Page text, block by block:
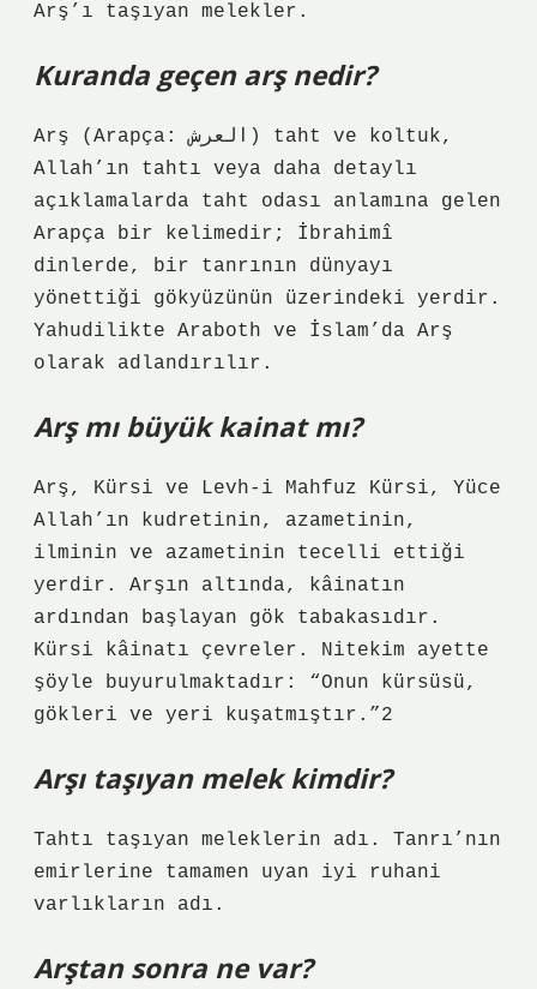
Arş’ı taşıyan melekler.
Kuranda geçen arş nedir?
Arş (Arapça: العرش) taht ve koltuk,
Allah’ın tahtı veya daha detaylı
açıklamalarda taht odası anlamına gelen
Arapça bir kelimedir; İbrahimî
dinlerde, bir tanrının dünyayı
yönettiği gökyüzünün üzerindeki yerdir.
Yahudilikte Araboth ve İslam’da Arş
olarak adlandırılır.
Arş mı büyük kainat mı?
Arş, Kürsi ve Levh-i Mahfuz Kürsi, Yüce
Allah’ın kudretinin, azametinin,
ilminin ve azametinin tecelli ettiği
yerdir. Arşın altında, kâinatın
ardından başlayan gök tabakasıdır.
Kürsi kâinatı çevreler. Nitekim ayette
şöyle buyurulmaktadır: “Onun kürsüsü,
gökleri ve yeri kuşatmıştır.”2
Arşı taşıyan melek kimdir?
Tahtı taşıyan meleklerin adı. Tanrı’nın
emirlerine tamamen uyan iyi ruhani
varlıkların adı.
Arştan sonra ne var?